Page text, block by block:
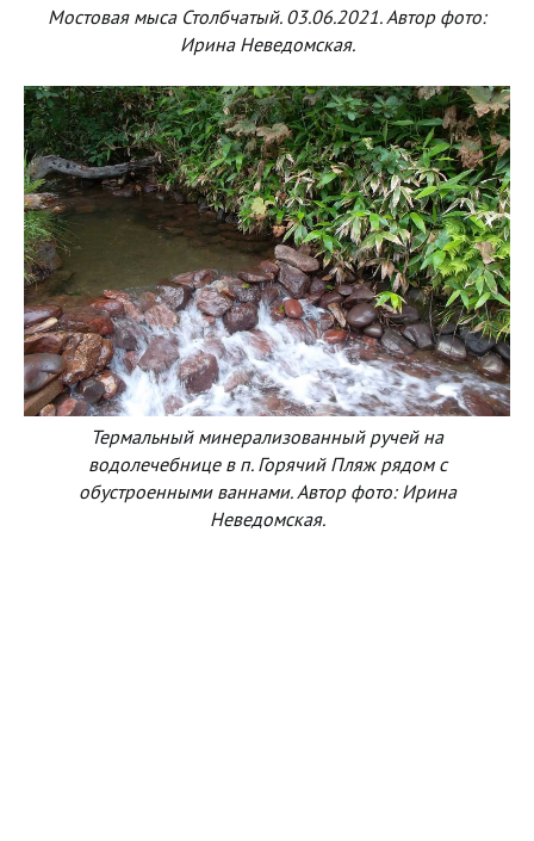
Мостовая мыса Столбчатый. 03.06.2021. Автор фото:
Ирина Неведомская.
Термальный минерализованный ручей на
водолечебнице в п. Горячий Пляж рядом с
обустроенными ваннами. Автор фото: Ирина
Неведомская.